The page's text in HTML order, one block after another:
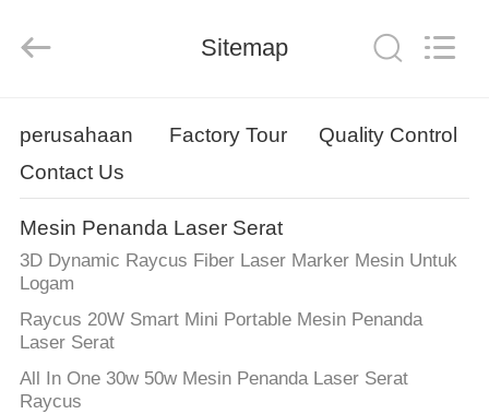
PRODUK
TENTANG
KAMI
TUR
PABRIK
Management
Services
Sitemap
perusahaan Factory Tour
Quality Control
Contact Us
Mesin Penanda Laser Serat
3D Dynamic Raycus Fiber Laser Marker Mesin Untuk
Logam
Raycus 20W Smart Mini Portable Mesin Penanda
Laser Serat
All In One 30w 50w Mesin Penanda Laser Serat
Raycus